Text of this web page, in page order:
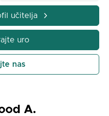
učitelja
uro
nas
A.